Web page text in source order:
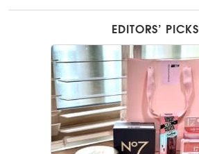
EDITORS’ PICKS